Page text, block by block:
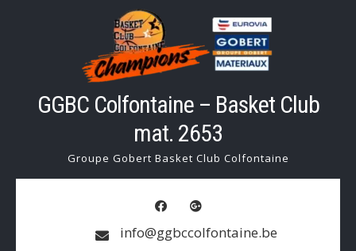
GGBC Colfontaine – Basket Club
mat. 2653
Groupe Gobert Basket Club Colfontaine
info@ggbccolfontaine.be